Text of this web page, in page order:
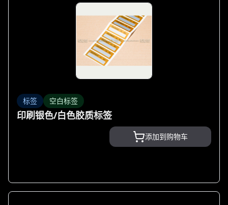
标签 空白标签
印刷银色/白色胶质标签
添加到购物车